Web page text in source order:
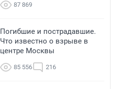
87 869
Погибшие и пострадавшие.
Что известно о взрыве в
центре Москвы
85 556 216